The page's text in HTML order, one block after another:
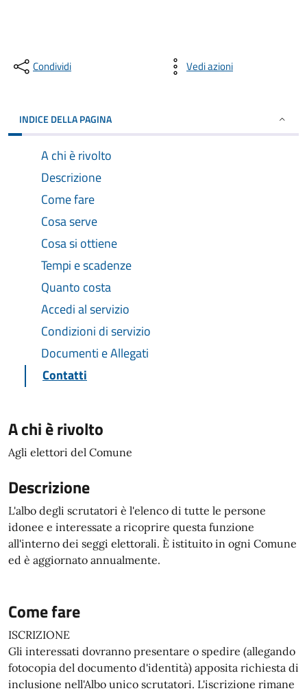
Condividi Vedi azioni
INDICE DELLA PAGINA
A chi è rivolto
Descrizione
Come fare
Cosa serve
Cosa si ottiene
Tempi e scadenze
Quanto costa
Accedi al servizio
Condizioni di servizio
Documenti e Allegati
Contatti
A chi è rivolto
Agli elettori del Comune
Descrizione
L'albo degli scrutatori è l'elenco di tutte le persone
idonee e interessate a ricoprire questa funzione
all'interno dei seggi elettorali. È istituito in ogni Comune
ed è aggiornato annualmente.
Come fare
ISCRIZIONE
Gli interessati dovranno presentare o spedire (allegando
fotocopia del documento d'identità) apposita richiesta di
inclusione nell'Albo unico scrutatori. L'iscrizione rimane